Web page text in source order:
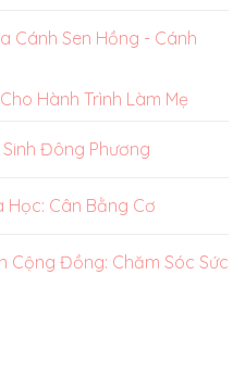
Cánh Sen Hồng - Cánh
Hành Trình Làm Mẹ
Đông Phương
Học: Cân Bằng Cơ
Cộng Đồng: Chăm Sóc Sức